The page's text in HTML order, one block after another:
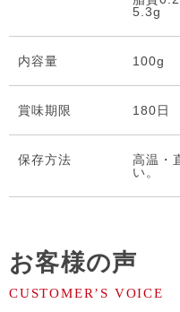
5.3g
内容量 100g
賞味期限 180日
保存⽅法
高温・
い。
お客様の声